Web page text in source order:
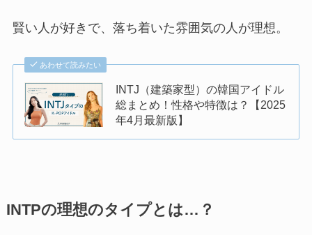
賢い人が好きで、落ち着いた雰囲気の人が理想。
あわせて読みたい
INTJ（建築家型）の韓国アイドル
総まとめ！性格や特徴は？【2025
年4月最新版】
INTPの理想のタイプとは…？